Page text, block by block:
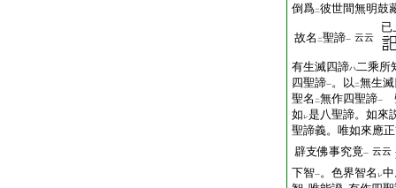
倒爲二彼世間無明鼓
故名 二聖諦一 云云
有生滅四諦ハ二乘所
四聖諦一。以 二無生
聖名 二無作四聖諦一
如 レ是八聖諦。如來
聖諦義。唯如來應
辟支佛事究竟一 云云
下智一。色界智名 レ